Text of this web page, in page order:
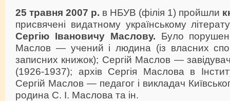
25 травня 2007 р. в НБУВ (філія 1) пройшли
присвячені видатному українському
Сергію Івановичу Маслову. Було
Маслов — учений і людина (із власних
записних книжок); Сергій Маслов — завідувач
(1926-1937); архів Сергія Маслова в
Сергій Маслов — педагог і викладач
родина С. І. Маслова та ін.